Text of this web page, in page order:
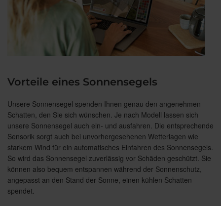
Vorteile eines Sonnensegels
Unsere Sonnensegel spenden Ihnen genau den angenehmen
Schatten, den Sie sich wünschen. Je nach Modell lassen sich
unsere Sonnensegel auch ein- und ausfahren. Die entsprechende
Sensorik sorgt auch bei unvorhergesehenen Wetterlagen wie
starkem Wind für ein automatisches Einfahren des Sonnensegels.
So wird das Sonnensegel zuverlässig vor Schäden geschützt. Sie
können also bequem entspannen während der Sonnenschutz,
angepasst an den Stand der Sonne, einen kühlen Schatten
spendet.